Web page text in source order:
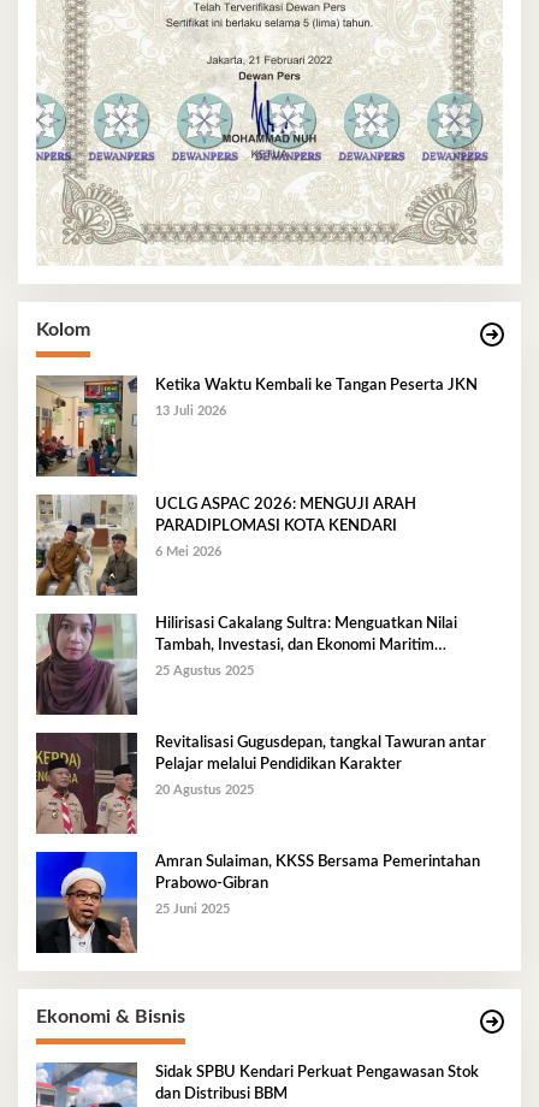
Kolom
Ketika Waktu Kembali ke Tangan Peserta JKN
13 Juli 2026
UCLG ASPAC 2026: MENGUJI ARAH
PARADIPLOMASI KOTA KENDARI
6 Mei 2026
Hilirisasi Cakalang Sultra: Menguatkan Nilai
Tambah, Investasi, dan Ekonomi Maritim
Berkelanjutan
25 Agustus 2025
Revitalisasi Gugusdepan, tangkal Tawuran antar
Pelajar melalui Pendidikan Karakter
20 Agustus 2025
Amran Sulaiman, KKSS Bersama Pemerintahan
Prabowo-Gibran
25 Juni 2025
Ekonomi & Bisnis
Sidak SPBU Kendari Perkuat Pengawasan Stok
dan Distribusi BBM